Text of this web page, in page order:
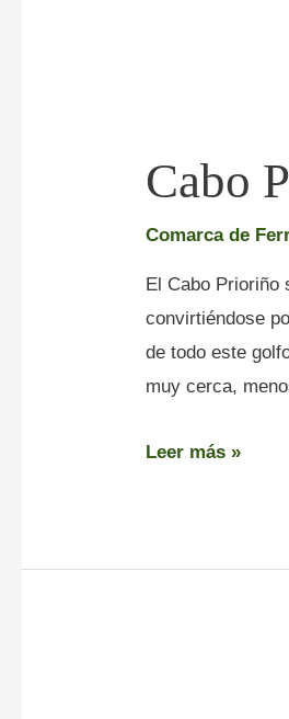
Cabo
Comarca de
El Cabo Prioriño
convirtiéndose
de todo este
muy cerca,
Leer más »